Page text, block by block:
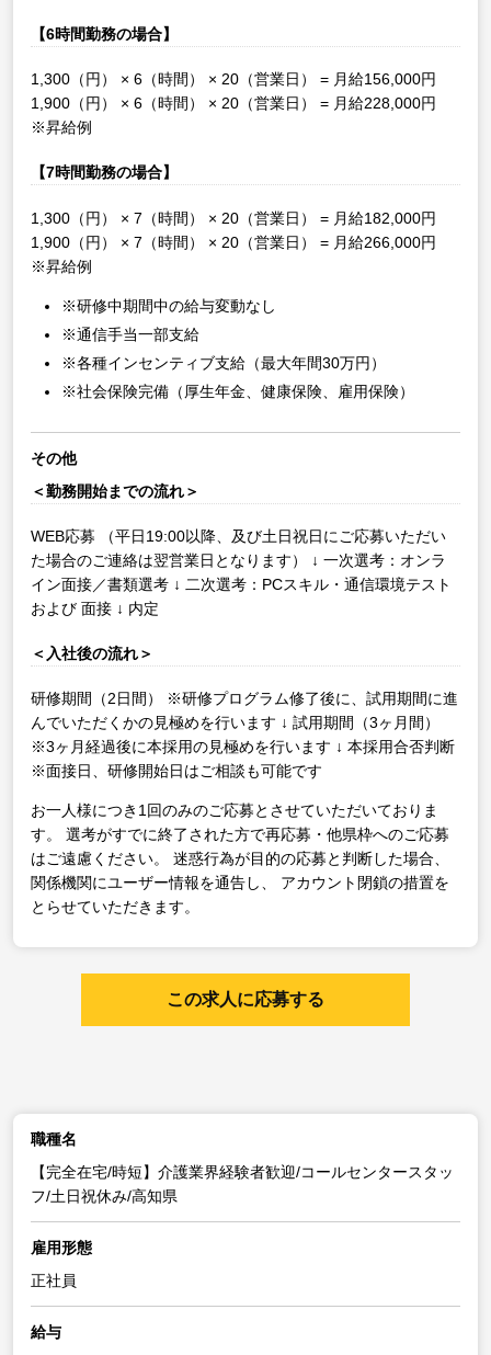
【6時間勤務の場合】
1,300（円） × 6（時間） × 20（営業日） = 月給156,000円
1,900（円） × 6（時間） × 20（営業日） = 月給228,000円
※昇給例
【7時間勤務の場合】
1,300（円） × 7（時間） × 20（営業日） = 月給182,000円
1,900（円） × 7（時間） × 20（営業日） = 月給266,000円
※昇給例
※研修中期間中の給与変動なし
※通信手当一部支給
※各種インセンティブ支給（最大年間30万円）
※社会保険完備（厚生年金、健康保険、雇用保険）
その他
＜勤務開始までの流れ＞
WEB応募 （平日19:00以降、及び土日祝日にご応募いただい
た場合のご連絡は翌営業日となります）
↓ 一次選考：オンラ
イン面接／書類選考 ↓ 二次選考：PCスキル・通信環境テスト
および 面接 ↓ 内定
＜入社後の流れ＞
研修期間（2日間）
※研修プログラム修了後に、試用期間に進
んでいただくかの見極めを行います ↓ 試用期間（3ヶ月間）
※3ヶ月経過後に本採用の見極めを行います ↓ 本採用合否判断
※面接日、研修開始日はご相談も可能です
お一人様につき1回のみのご応募とさせていただいておりま
す。
選考がすでに終了された方で再応募・他県枠へのご応募
はご遠慮ください。
迷惑行為が目的の応募と判断した場合、
関係機関にユーザー情報を通告し、
アカウント閉鎖の措置を
とらせていただきます。
この求人に応募する
職種名
【完全在宅/時短】介護業界経験者歓迎/コールセンタースタッ
フ/土日祝休み/高知県
雇用形態
正社員
給与